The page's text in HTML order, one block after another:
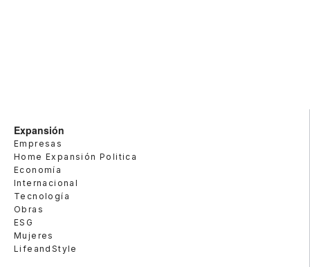
Expansión
Empresas
Home Expansión Politica
Economía
Internacional
Tecnología
Obras
ESG
Mujeres
LifeandStyle